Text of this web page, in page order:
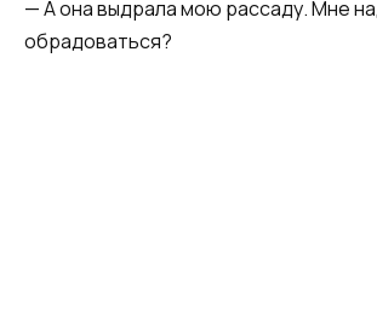
— А она выдрала мою рассаду. Мне
обрадоваться?